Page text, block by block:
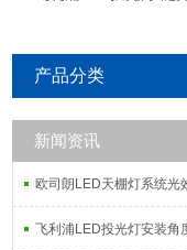
产品分类
新闻资讯
飞利浦LED投光灯安装角